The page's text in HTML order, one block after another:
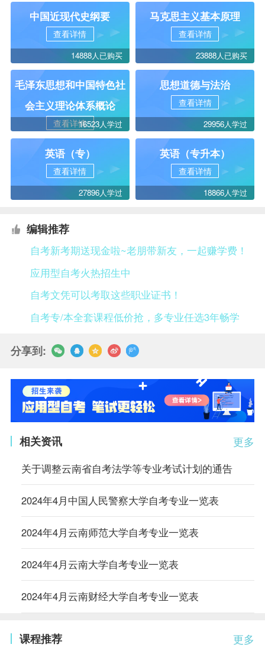
中国近现代史纲要
查看详情
14888人已购买
马克思主义基本原理
查看详情
23888人已购买
毛泽东思想和中国特色社
会主义理论体系概论
查看详情16523人学过
思想道德与法治
查看详情
29956人学过
英语（专）
查看详情
27896人学过
英语（专升本）
查看详情
18866人学过
编辑推荐
自考新考期送现金啦~老朋带新友，一起赚学费！
应用型自考火热招生中
自考文凭可以考取这些职业证书！
自考专/本全套课程低价抢，多专业任选3年畅学
分享到:
更多
相关资讯
关于调整云南省自考法学等专业考试计划的通告
2024年4月中国人民警察大学自考专业一览表
2024年4月云南师范大学自考专业一览表
2024年4月云南大学自考专业一览表
2024年4月云南财经大学自考专业一览表
更多
课程推荐